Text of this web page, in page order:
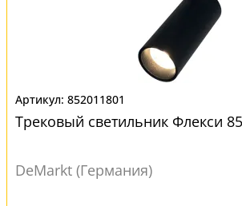
852011801
Трековый светильник Флекси
DeMarkt (Германия)